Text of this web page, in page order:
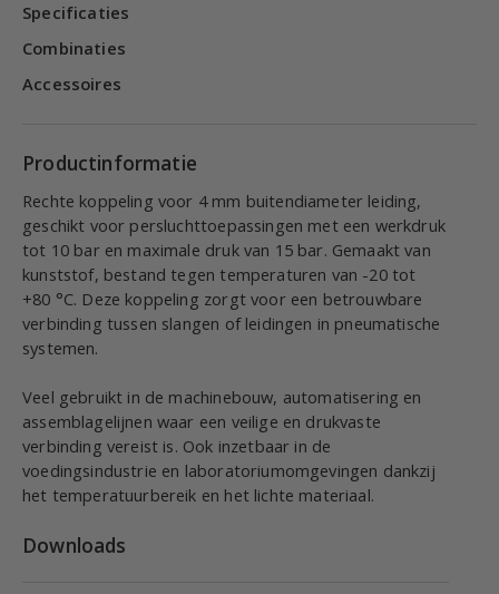
Specificaties
Combinaties
Accessoires
Productinformatie
Rechte koppeling voor 4 mm buitendiameter leiding,
geschikt voor persluchttoepassingen met een werkdruk
tot 10 bar en maximale druk van 15 bar. Gemaakt van
kunststof, bestand tegen temperaturen van -20 tot
+80 °C. Deze koppeling zorgt voor een betrouwbare
verbinding tussen slangen of leidingen in pneumatische
systemen.
Veel gebruikt in de machinebouw, automatisering en
assemblagelijnen waar een veilige en drukvaste
verbinding vereist is. Ook inzetbaar in de
voedingsindustrie en laboratoriumomgevingen dankzij
het temperatuurbereik en het lichte materiaal.
Downloads